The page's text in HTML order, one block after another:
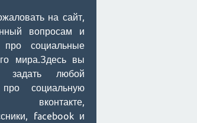
на сайт,
вопросам и
про социальные
мира.Здесь вы
задать любой
социальную
facebook и